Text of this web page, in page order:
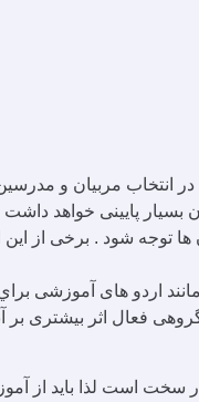
مربیان و مدرسین
بسیار پایینی خواهد داشت
توجه شود . برخی از این
اردو های آموزشی
سخت است لذا باید از